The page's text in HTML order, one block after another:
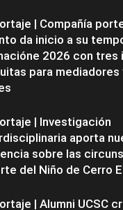
| Compañía
da inicio a su
2026 con tres
para mediadores
| Investigación
aporta
sobre las
del Niño de Cerro
| Alumni UCSC